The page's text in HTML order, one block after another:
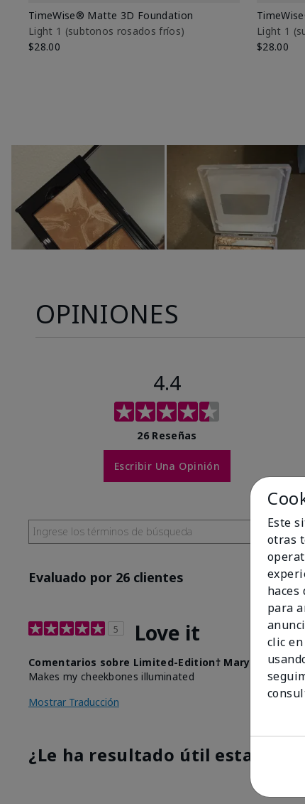
TimeWise® Matte 3D Foundation
Light 1​ (subtonos rosados fríos)
$28.00
Light 1​
$28.00
OPINIONES
4.4
26 Reseñas
Escribir Una Opinión
Evaluado por 26 clientes
5 Love it
Comentarios sobre Limited-Edition† Mary Kay®
Makes my cheekbones illuminated
Mostrar Traducción
¿Le ha resultado útil esta
Este
otras
para
clic en